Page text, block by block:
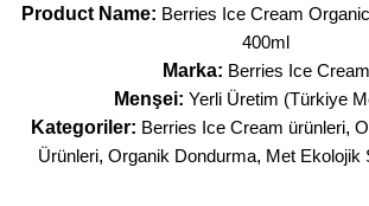
Product Name: Berries Ice Cream
400ml
Marka: Berries Ice Cream
Menşei: Yerli Üretim (Türkiye
Kategoriler: Berries Ice Cream ürünleri,
Ürünleri, Organik Dondurma, Met Ekolojik